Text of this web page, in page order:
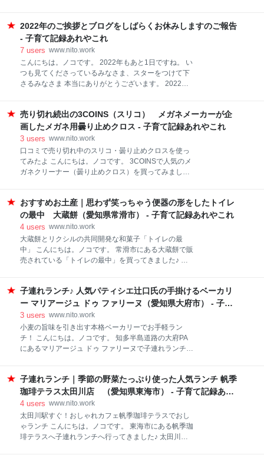
に入ったのがこちらの清雅さんという職人さんのひな
人形。 お内裏様といえば紺の衣装のイメージですが、
こちらのお内裏様は緑×金のお衣装でひときわ輝いて
いました。 そしてお雛様も美しい。 後ろ側も十
で出産という形になりました。 お腹の中で聞いてたの
かな？変なこと言っちゃダメですね(;´∀｀) そんな空気
を読んじゃう長女の出産の記録です。 予定日から2日
目 予定日超過で診察。 気配がないためバルーン＆促進
剤をすることに。 予定日から3日目 午後から入院＆バ
ルーン処置。 子宮口は3㎝ほど。バルーンを入れるの
は 10ml/hr から始まり30分おきに5ml/hrずつ増やして
いきます。 どのくらいで陣痛に繋がるのか助産師さん
に聞いたら、120ml/hr
2022年のご挨拶とブログをしばらくお休みしますのご報告
- 子育て記録あれやこれ
7 users www.nito.work
こんにちは。ノコです。 2022年もあと1日ですね。 い
つも見てくださっているみなさま、スターをつけて下
さるみなさま 本当にありがとうございます。 2022年
でブログ生活の流れができつつあったのですが、年越
しを機にしばらくのあいだお休みしようと思っていま
す。 というのも、ワタクシゴトではありますが近々第
二子を出産予定です。 近々というか、もしかしたら今
夜にも？？な状態。 早く出せ～！！と言わんばかりに
お腹をボコボコ蹴っておられます。 いつ産気づいても
なることやら。 産後すぐ再開できればいいのですが、
息子の時は1.2か月目の記憶がほぼ皆無。 超ロングス
リーパーで睡眠第一な私にとって、3時間睡
売り切れ続出の3COINS（スリコ） メガネメーカーが企
画したメガネ用曇り止めクロス - 子育て記録あれやこれ
3 users www.nito.work
口コミで売り切れ中のスリコ・曇り止めクロスを使っ
てみたよ こんにちは。ノコです。 3COINSで人気のメ
ガネクリーナー（曇り止めクロス）を買ってみました♪
メガネ拭き？ 曇り止め効果を試してみた！ まとめ
Twitterで話題になっているメガネ拭き 結構前から
Twitterで絶賛されているスリコのメガネ拭き（曇り止
めクロス）。 メガネメーカーが企画したというもの
で、マスクと合わせて使っても曇らない！と人気に火
がついて、現在品切れで買えない人も結構いるらし
った形跡あり。 「こちらに…あれ？さっきまであった
んですけど…」 といわれタッチの差で買い逃しかけま
した。 在庫確認してもらったら今日入
おすすめお土産｜思わず笑っちゃう便器の形をしたトイレ
の最中 大蔵餅（愛知県常滑市） - 子育て記録あれやこれ
4 users www.nito.work
大蔵餅とリクシルの共同開発な和菓子「トイレの最
中」 こんにちは。ノコです。 常滑市にある大蔵餅で販
売されている「トイレの最中」を買ってきました♪ 大
最中を作ってみた＆食べてみた 大蔵餅 常滑本店 への
アクセス トイレの最中（さいちゅう・もなか）って？
トイレの最中は、常滑市にある人気の和菓子店「大蔵
餅」とトイレなどの陶器を製造するリクシルが共同開
発した和菓子（もなか）です。 リクシルが絡んでると
いうことでお分かりかと思いますが、ビジュアルは小
子と説明書が入っています。 この和菓子が売られてい
るのは常滑市にある大蔵餅・常滑本店またはINAXライ
ブミュージアムの売店のみ。しかも人気商品なので二
度ほ
子連れランチ♪ 人気パティシエ辻口氏の手掛けるベーカリ
ー マリアージュ ドゥ ファリーヌ（愛知県大府市） - 子育
て記録あれやこれ
3 users www.nito.work
小麦の旨味を引き出す本格ベーカリーでお手軽ラン
チ！ こんにちは。ノコです。 知多半島道路の大府PA
にあるマリアージュ ドゥ ファリーヌで子連れランチし
て？ ランチメニュー 実食 子ども連れは？ マリアージ
ュ ドゥ ファリーヌ へのアクセス マリアージュ ドゥ フ
ァリーヌって？ マリアージュ ドゥ ファリーヌは知多
半島道路の大府PA（上り）にあるベーカリーショッ
プ。パティシエ・辻口博啓さんが手掛けているお店で
す。 知多産小麦を店内の石臼で挽いてつくるパンが人
子連れランチ｜季節の野菜たっぷり使った人気ランチ 帆季
珈琲テラス太田川店 （愛知県東海市） - 子育て記録あれ
やこれ
4 users www.nito.work
太田川駅すぐ！おしゃれカフェ帆季珈琲テラスでおし
ゃランチ こんにちは。ノコです。 東海市にある帆季珈
琲テラスへ子連れランチへ行ってきました♪ 太田川駅